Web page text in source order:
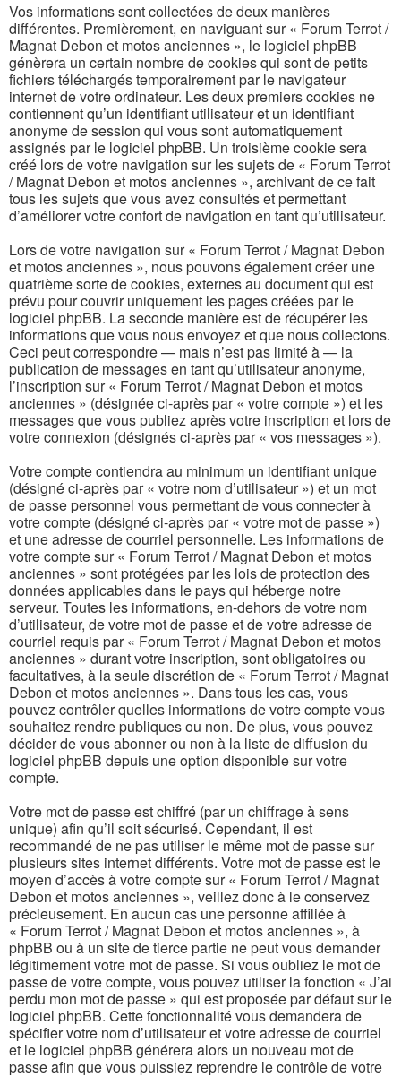
Vos informations sont collectées de deux manières
différentes. Premièrement, en naviguant sur « Forum Terrot /
Magnat Debon et motos anciennes », le logiciel phpBB
génèrera un certain nombre de cookies qui sont de petits
fichiers téléchargés temporairement par le navigateur
internet de votre ordinateur. Les deux premiers cookies ne
contiennent qu’un identifiant utilisateur et un identifiant
anonyme de session qui vous sont automatiquement
assignés par le logiciel phpBB. Un troisième cookie sera
créé lors de votre navigation sur les sujets de « Forum Terrot
/ Magnat Debon et motos anciennes », archivant de ce fait
tous les sujets que vous avez consultés et permettant
d’améliorer votre confort de navigation en tant qu’utilisateur.
Lors de votre navigation sur « Forum Terrot / Magnat Debon
et motos anciennes », nous pouvons également créer une
quatrième sorte de cookies, externes au document qui est
prévu pour couvrir uniquement les pages créées par le
logiciel phpBB. La seconde manière est de récupérer les
informations que vous nous envoyez et que nous collectons.
Ceci peut correspondre — mais n’est pas limité à — la
publication de messages en tant qu’utilisateur anonyme,
l’inscription sur « Forum Terrot / Magnat Debon et motos
anciennes » (désignée ci-après par « votre compte ») et les
messages que vous publiez après votre inscription et lors de
votre connexion (désignés ci-après par « vos messages »).
Votre compte contiendra au minimum un identifiant unique
(désigné ci-après par « votre nom d’utilisateur ») et un mot
de passe personnel vous permettant de vous connecter à
votre compte (désigné ci-après par « votre mot de passe »)
et une adresse de courriel personnelle. Les informations de
votre compte sur « Forum Terrot / Magnat Debon et motos
anciennes » sont protégées par les lois de protection des
données applicables dans le pays qui héberge notre
serveur. Toutes les informations, en-dehors de votre nom
d’utilisateur, de votre mot de passe et de votre adresse de
courriel requis par « Forum Terrot / Magnat Debon et motos
anciennes » durant votre inscription, sont obligatoires ou
facultatives, à la seule discrétion de « Forum Terrot / Magnat
Debon et motos anciennes ». Dans tous les cas, vous
pouvez contrôler quelles informations de votre compte vous
souhaitez rendre publiques ou non. De plus, vous pouvez
décider de vous abonner ou non à la liste de diffusion du
logiciel phpBB depuis une option disponible sur votre
compte.
Votre mot de passe est chiffré (par un chiffrage à sens
unique) afin qu’il soit sécurisé. Cependant, il est
recommandé de ne pas utiliser le même mot de passe sur
plusieurs sites internet différents. Votre mot de passe est le
moyen d’accès à votre compte sur « Forum Terrot / Magnat
Debon et motos anciennes », veillez donc à le conservez
précieusement. En aucun cas une personne affiliée à
« Forum Terrot / Magnat Debon et motos anciennes », à
phpBB ou à un site de tierce partie ne peut vous demander
légitimement votre mot de passe. Si vous oubliez le mot de
passe de votre compte, vous pouvez utiliser la fonction « J’ai
perdu mon mot de passe » qui est proposée par défaut sur le
logiciel phpBB. Cette fonctionnalité vous demandera de
spécifier votre nom d’utilisateur et votre adresse de courriel
et le logiciel phpBB générera alors un nouveau mot de
passe afin que vous puissiez reprendre le contrôle de votre